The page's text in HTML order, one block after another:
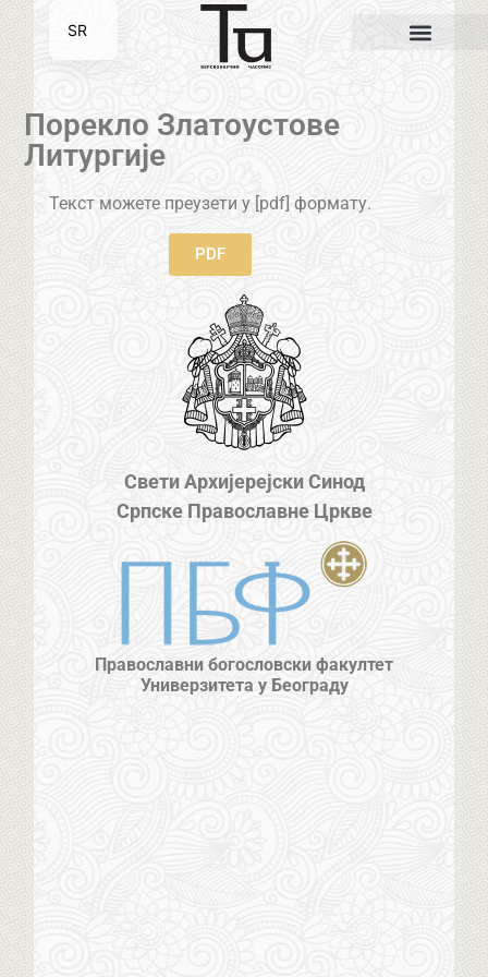
Порекло Златоустове
Литургије
Текст можете преузети у [pdf] формату.
PDF
Свети Архијерејски Синод
Српске Православне Цркве
Православни богословски факултет
Универзитета у Београду
SR
EN